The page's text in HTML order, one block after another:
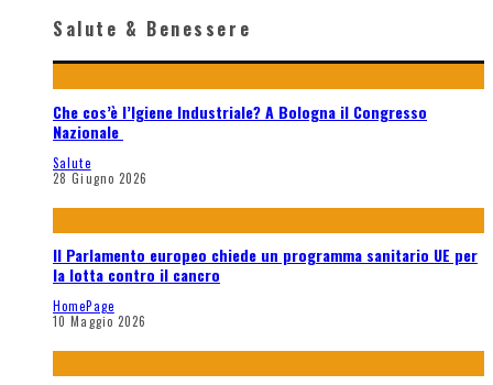
Salute & Benessere
Che cos’è l’Igiene Industriale? A Bologna il Congresso
Nazionale
Salute
28 Giugno 2026
Il Parlamento europeo chiede un programma sanitario UE per
la lotta contro il cancro
HomePage
10 Maggio 2026